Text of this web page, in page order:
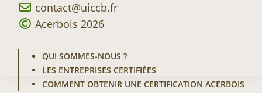
contact@uiccb.fr
Acerbois 2026
QUI SOMMES-NOUS ?
LES ENTREPRISES CERTIFIÉES
COMMENT OBTENIR UNE CERTIFICATION ACERBOIS